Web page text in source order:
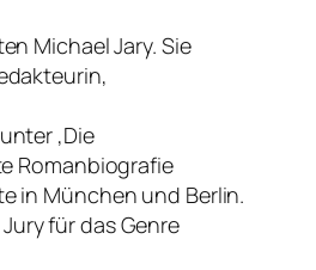
Michael Jary. Sie
‚Die
Romanbiografie
in München und Berlin.
für das Genre